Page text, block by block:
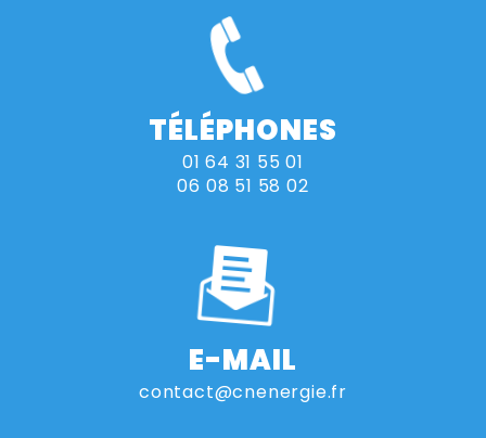
TÉLÉPHONES
01 64 31 55 01
06 08 51 58 02
E-MAIL
contact@cnenergie.fr